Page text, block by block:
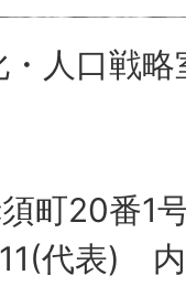
人口戦略
町20番1
代表)